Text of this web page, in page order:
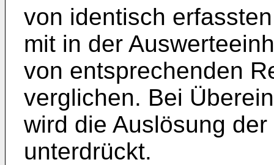
von identisch
mit in der
von entsprechenden
verglichen. Bei
wird die Auslösung
unterdrückt.